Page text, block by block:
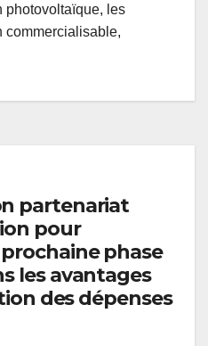
photovoltaïque, les
commercialisable,
partenariat
pour
phase
les avantages
des dépenses